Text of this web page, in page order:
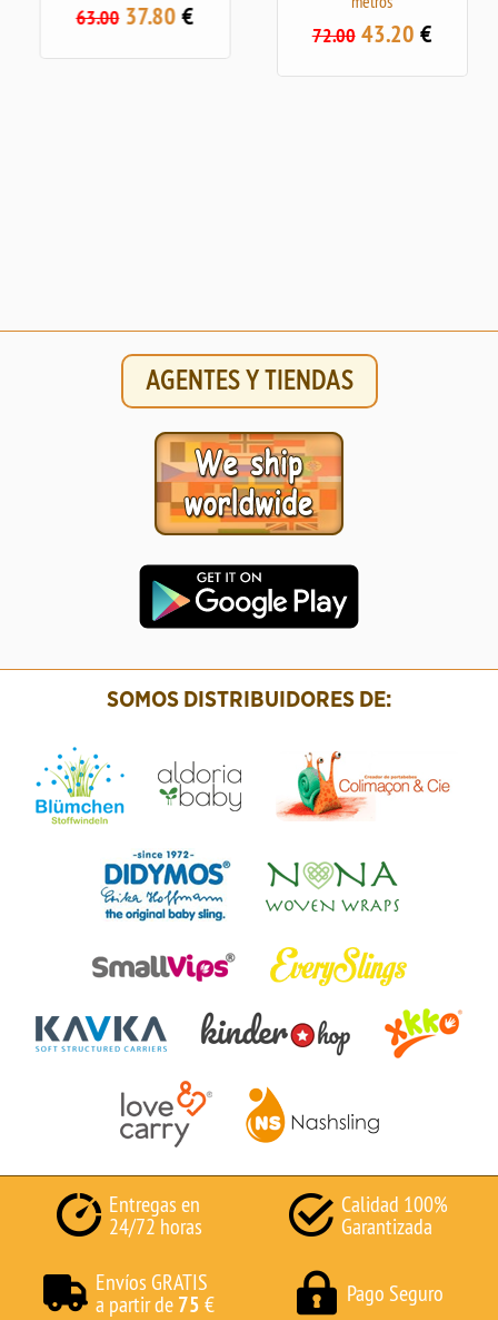
63.00 37.80€
72.00 43.20€
AGENTES Y TIENDAS
SOMOS DISTRIBUIDORES DE:
Entregas en
24/72 horas
Calidad 100%
Garantizada
Envíos GRATIS
a partir de 75 € Pago Seguro